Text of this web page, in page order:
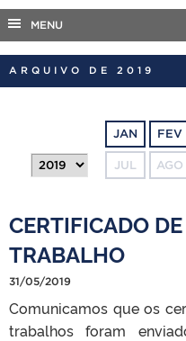
EDITAIS
PORTARIAS
MENU
ARQUIVO DE 2019
JAN FEV
JUL AGO
CERTIFICADO
TRABALHO
31/05/2019
Comunicamos que os
trabalhos foram